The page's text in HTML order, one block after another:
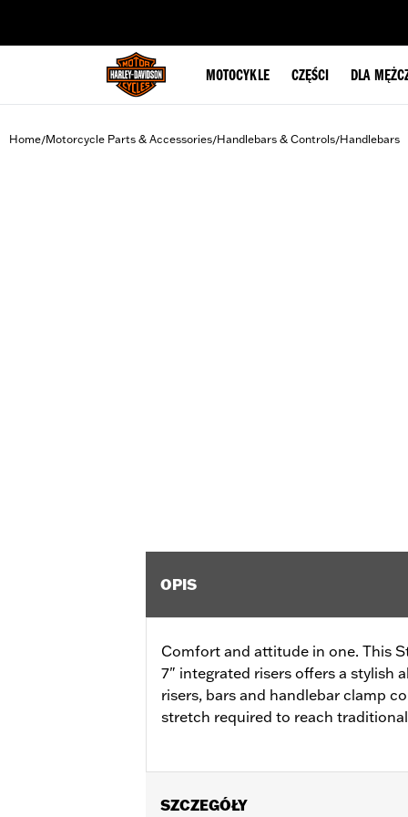
MOTOCYKLE CZĘŚCI DLA
Home/Motorcycle Parts & Accessories/Handlebars & Controls/Handlebars
OPIS
Comfort and attitude in one. This
7" integrated risers offers a stylish
risers, bars and handlebar clamp
stretch required to reach
SZCZEGÓŁY